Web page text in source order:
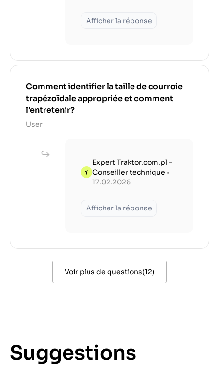
Afficher la réponse
Comment identifier la taille de courroie
trapézoïdale appropriée et comment
l'entretenir?
User
Expert Traktor.com.pl –
Conseiller technique •
17.02.2026
Afficher la réponse
Voir plus de questions(12)
Suggestions